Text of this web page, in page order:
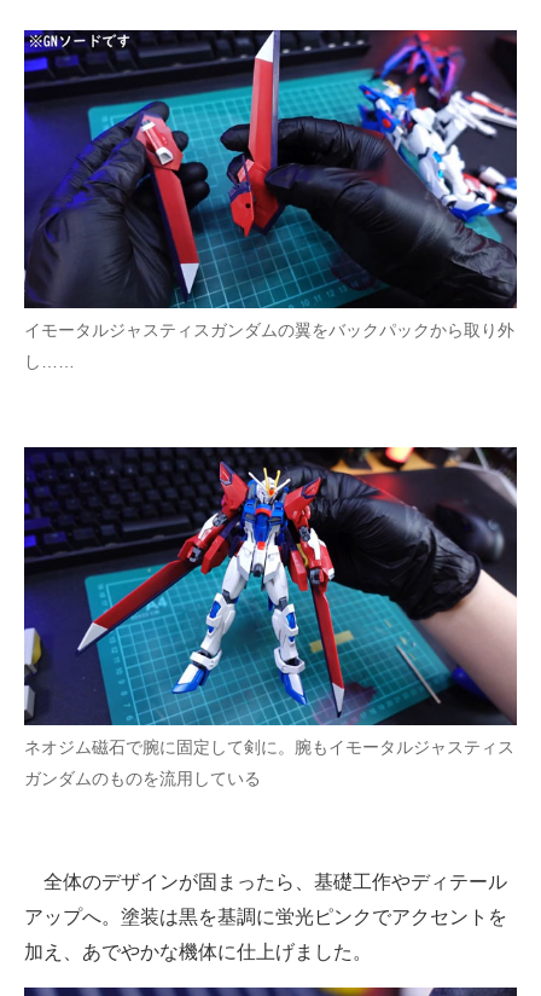
イモータルジャスティスガンダムの翼をバックパックから取り外
し……
ネオジム磁石で腕に固定して剣に。腕もイモータルジャスティス
ガンダムのものを流用している
全体のデザインが固まったら、基礎工作やディテール
アップへ。塗装は黒を基調に蛍光ピンクでアクセントを
加え、あでやかな機体に仕上げました。